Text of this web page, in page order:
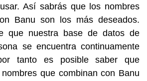
Así sabrás que los nombres
Banu son los más deseados.
que nuestra base de datos de
se encuentra continuamente
tanto es posible saber que
que combinan con Banu